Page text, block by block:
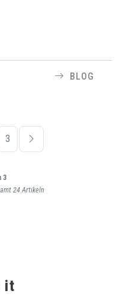
BLOG
3
3
24 Artikeln
it